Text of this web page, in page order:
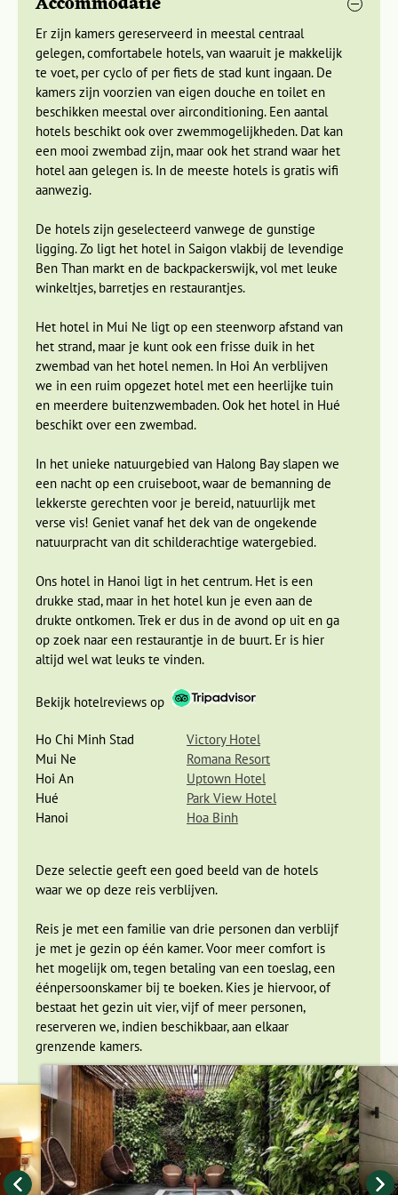
uitstekend voor rondslenteren en genieten van het leven op
straat.
We verblijven hier een volle dag, waarop we de omgeving
met de fiets gaan verkennen en we Vietnamees leren koken.
Vroege vogels kunnen de markt langs de rivier bezoeken,
waar het dan een drukte van belang is. Groente en fruit en
vooral veel verse vis worden hier verkocht. De mensen zijn
uiterst vriendelijk en het is heel leuk om tussen de
Vietnam is een ideaal fietsland. Vanuit Hoi An maak je een
leuke fietstocht langs de boulevard en over het platteland. Je
fietst dan door rijstvelden en akkers en komt door
stap je even af, dan wordt je onmiddellijk omringd door
nieuwsgierige mensen! Ook komen we tijdens onze
fietstocht langs het strand, waar we een verfrissende duik
kunnen nemen.
specialiteiten leert bereiden. Misschien maak je wel een
lekkere vis gewikkeld in bananenblad of
loempia’s. Zo kun je ook thuis nog lekker genieten van al het
heerlijks dat de Vietnamese keuken te bieden heeft en je
vrienden trakteren op een traditioneel Vietnamees gerecht.
De verboden Paarse stad in Hué
Dag 10 Hué, boottocht Parfumrivier - vlucht naar Hanoi
Onderweg bezoeken we de indrukwekkende Marmeren
Bergen, een heilige berg met fascinerende tempeltjes en
grotten waar tot Boeddha gebeden wordt. Je kunt over een
lange trap naar de top klimmen en van het weidse uitzicht
genieten. Dat zal zeker gepaard gaan met de nodige
zweetdruppels.
Verder op onze reis naar Hué passeren we de Hai Van-pas,
wat 'Pas van de Oceaanwolken' betekent. Op 500 meter
hoogte heb je hier een spectaculair uitzicht over de kustlijn.
Als we er de tijd voor hebben, kunnen we even uitstappen
bij Lang Co Beach waar we een verfrissende duik kunnen
nemen.
Er zijn kamers gereserveerd in meestal centraal
gelegen, comfortabele hotels, van waaruit je makkelijk
te voet, per cyclo of per fiets de stad kunt ingaan. De
kamers zijn voorzien van eigen douche en toilet en
beschikken meestal over airconditioning. Een aantal
hotels beschikt ook over zwemmogelijkheden. Dat kan
een mooi zwembad zijn, maar ook het strand waar het
hotel aan gelegen is. In de meeste hotels is gratis wifi
aanwezig.
De hotels zijn geselecteerd vanwege de gunstige
ligging. Zo ligt het hotel in Saigon vlakbij de levendige
Ben Than markt en de backpackerswijk, vol met leuke
winkeltjes, barretjes en restaurantjes.
Het hotel in Mui Ne ligt op een steenworp afstand van
het strand, maar je kunt ook een frisse duik in het
zwembad van het hotel nemen. In Hoi An verblijven
we in een ruim opgezet hotel met een heerlijke tuin
en meerdere buitenzwembaden. Ook het hotel in Hué
beschikt over een zwembad.
In het unieke natuurgebied van Halong Bay slapen we
een nacht op een cruiseboot, waar de bemanning de
lekkerste gerechten voor je bereid, natuurlijk met
verse vis! Geniet vanaf het dek van de ongekende
natuurpracht van dit schilderachtige watergebied.
Ons hotel in Hanoi ligt in het centrum. Het is een
drukke stad, maar in het hotel kun je even aan de
drukte ontkomen. Trek er dus in de avond op uit en ga
op zoek naar een restaurantje in de buurt. Er is hier
altijd wel wat leuks te vinden.
Bekijk hotelreviews op
Ho Chi Minh Stad
Victory Hotel
Mui Ne
Romana Resort
Hoi An
Uptown Hotel
Hué
Park View Hotel
Hanoi
Hoa Binh
Deze selectie geeft een goed beeld van de hotels
waar we op deze reis verblijven.
Reis je met een familie van drie personen dan verblijf
je met je gezin op één kamer. Voor meer comfort is
het mogelijk om, tegen betaling van een toeslag, een
éénpersoonskamer bij te boeken. Kies je hiervoor, of
bestaat het gezin uit vier, vijf of meer personen,
reserveren we, indien beschikbaar, aan elkaar
grenzende kamers.